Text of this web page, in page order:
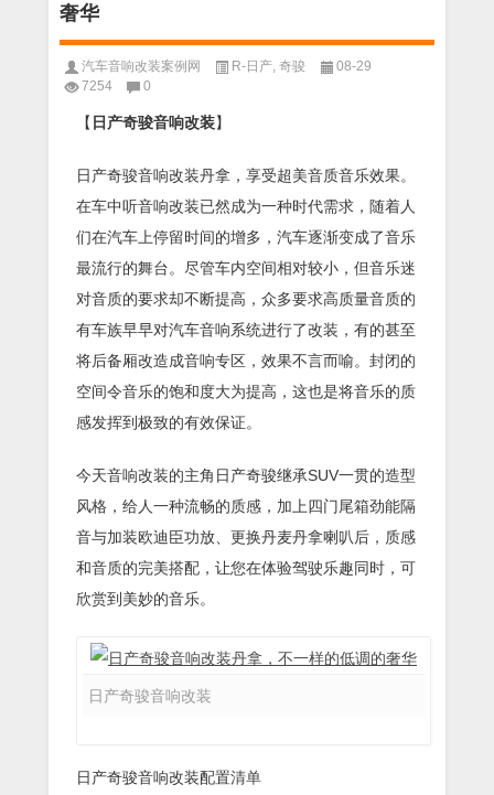
奢华
汽车音响改装案例网 R-日产, 奇骏
08-29
7254
0
【 日产奇骏音响改装】
日产奇骏音响改装丹拿，享受超美音质音乐效果。
在车中听音响改装已然成为一种时代需求，随着人
们在汽车上停留时间的增多，汽车逐渐变成了音乐
最流行的舞台。尽管车内空间相对较小，但音乐迷
对音质的要求却不断提高，众多要求高质量音质的
有车族早早对汽车音响系统进行了改装，有的甚至
将后备厢改造成音响专区，效果不言而喻。封闭的
空间令音乐的饱和度大为提高，这也是将音乐的质
感发挥到极致的有效保证。
今天音响改装的主角日产奇骏继承SUV一贯的造型
风格，给人一种流畅的质感，加上四门尾箱劲能隔
音与加装欧迪臣功放、更换丹麦丹拿喇叭后，质感
和音质的完美搭配，让您在体验驾驶乐趣同时，可
欣赏到美妙的音乐。
日产奇骏音响改装
日产奇骏音响改装配置清单